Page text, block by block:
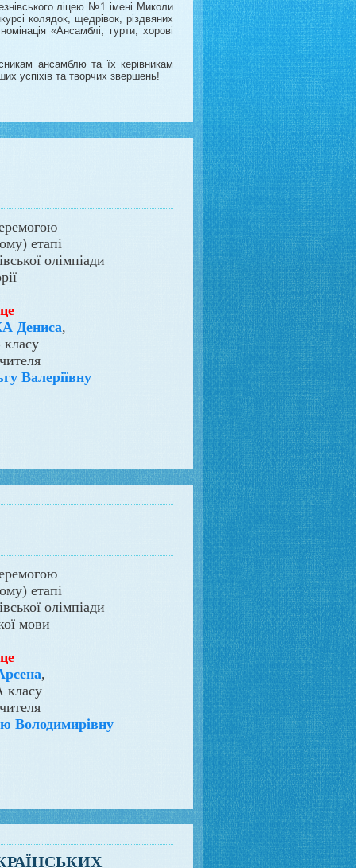
ліцею №1 імені Миколи
колядок, щедрівок, різдвяних
«Ансамблі, гурти, хорові
ансамблю та їх керівникам
успіхів та творчих звершень!
етапі
олімпіади
Дениса,
Валеріївну
етапі
олімпіади
мови
,
класу
Володимирівну